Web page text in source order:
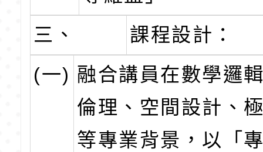
三、
課程設計：
(一) 融合講員在數學邏
倫理、空間設計、
等專業背景，以「